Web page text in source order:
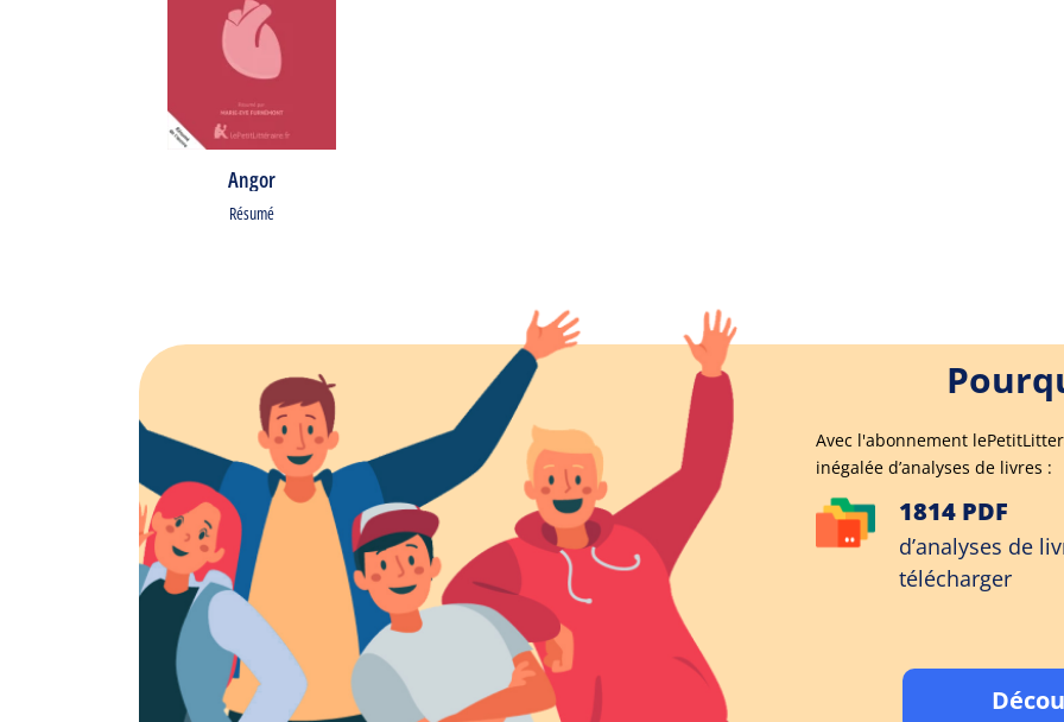
Angor
Résumé
Avec l'abonnement
inégalée d’analyses de livres :
1814 PDF
d’analyses de
télécharger